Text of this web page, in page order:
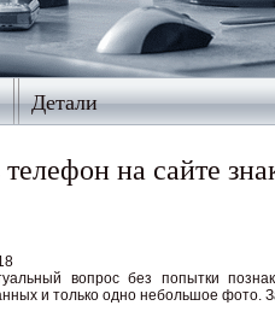
Детали
на сайте
вопрос без попытки
и только одно небольшое фото.